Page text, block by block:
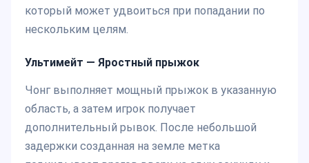
который может удвоиться при попадании по
нескольким целям.
Ультимейт — Яростный прыжок
Чонг выполняет мощный прыжок в указанную
область, а затем игрок получает
дополнительный рывок. После небольшой
задержки созданная на земле метка